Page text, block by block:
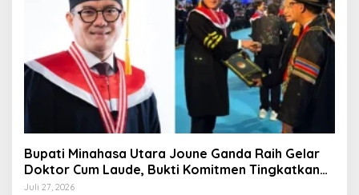
Bupati Minahasa Utara Joune Ganda Raih Gelar
Doktor Cum Laude, Bukti Komitmen Tingkatkan
Kualitas Kepemimpinan
Juli 27, 2026